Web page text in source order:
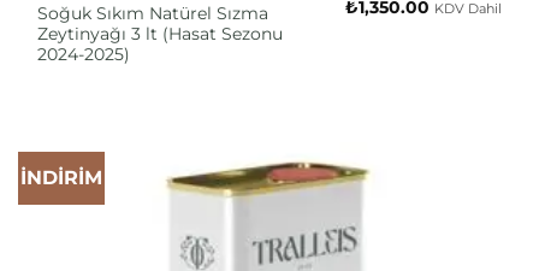
Soğuk Sıkım Natürel Sızma
Zeytinyağı 3 lt (Hasat Sezonu
2024-2025)
Orijinal
fiyat:
₺1,350.00Şu
KDV Dahil
İNDİRİM